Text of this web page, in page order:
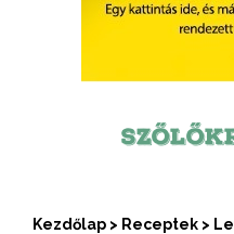
Kezdőlap > Receptek >